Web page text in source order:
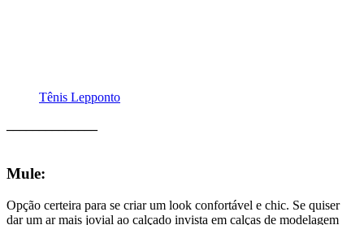
Tênis Lepponto
Mule:
Opção certeira para se criar um look confortável e chic. Se quiser
dar um ar mais jovial ao calçado invista em calças de modelagem